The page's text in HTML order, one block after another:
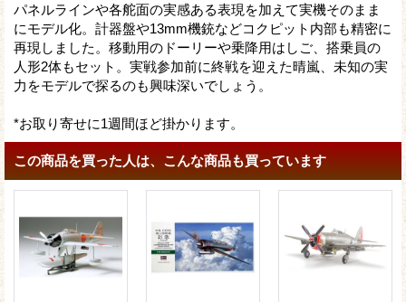
パネルラインや各舵面の実感ある表現を加えて実機そのまま
にモデル化。計器盤や13mm機銃などコクピット内部も精密に
再現しました。移動用のドーリーや乗降用はしご、搭乗員の
人形2体もセット。実戦参加前に終戦を迎えた晴嵐、未知の実
力をモデルで探るのも興味深いでしょう。
*お取り寄せに1週間ほど掛かります。
この商品を買った人は、こんな商品も買っています